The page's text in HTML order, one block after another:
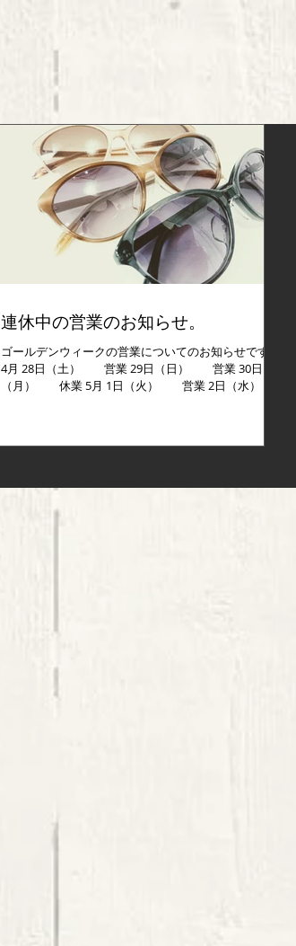
連休中の営業のお知らせ。
ゴールデンウィークの営業についてのお知らせです。
4月 28日（土） 営業 29日（日） 営業 30日
（月） 休業 5月 1日（火） 営業 2日（水）